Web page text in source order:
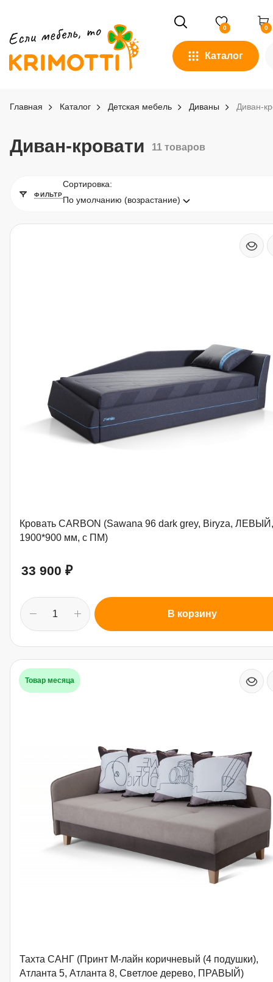
0 0
Каталог
Главная Каталог Детская мебель Диваны Диван-
Диван-кровати 11 товаров
ФИЛЬТР
Сортировка:
По умолчанию (возрастание)
Кровать CARBON (Sawana 96 dark grey, Biryza, ЛЕВЫЙ,
1900*900 мм, с ПМ)
33 900 ₽
В корзину
Товар месяца
Тахта САНГ (Принт М-лайн коричневый (4 подушки),
Атланта 5, Атланта 8, Светлое дерево, ПРАВЫЙ)